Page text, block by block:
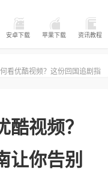
安卓下载 苹果下载 资讯教程
看优酷视频？这份回国追剧指
视频？
让你告别